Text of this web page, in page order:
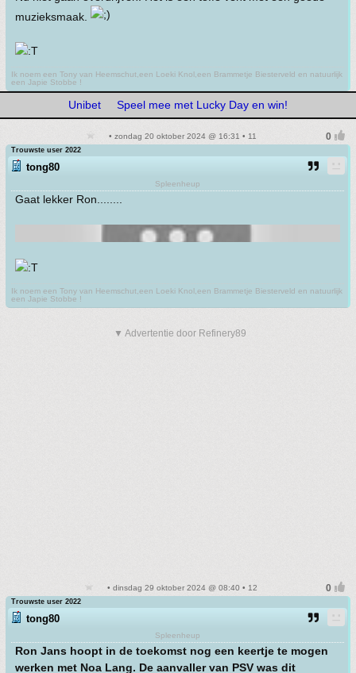
muzieksmaak.
Ik noem een Tony van Heemschut,een Loeki Knol,een Brammetje Biesterveld en natuurlijk
een Japie Stobbe !
Unibet Speel mee met Lucky Day en win!
• zondag 20 oktober 2024 @ 16:31 • 11
Trouwste user 2022
tong80
Spleenheup
Gaat lekker Ron........
Ik noem een Tony van Heemschut,een Loeki Knol,een Brammetje Biesterveld en natuurlijk
een Japie Stobbe !
▼ Advertentie door Refinery89
• dinsdag 29 oktober 2024 @ 08:40 • 12
Trouwste user 2022
tong80
Spleenheup
Ron Jans hoopt in de toekomst nog een keertje te mogen
werken met Noa Lang. De aanvaller van PSV was dit